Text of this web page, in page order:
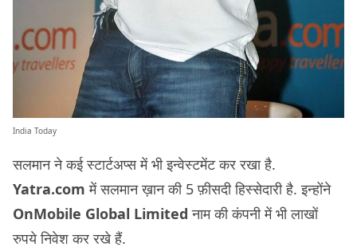
India Today
सलमान ने कई स्टार्टअप्स में भी इन्वेस्टमेंट कर रखा है.
Yatra.com में सलमान ख़ान की 5 फ़ीसदी हिस्सेदारी है. इन्होंने
OnMobile Global Limited नाम की कंपनी में भी लाखों
रुपये निवेश कर रखे हैं.